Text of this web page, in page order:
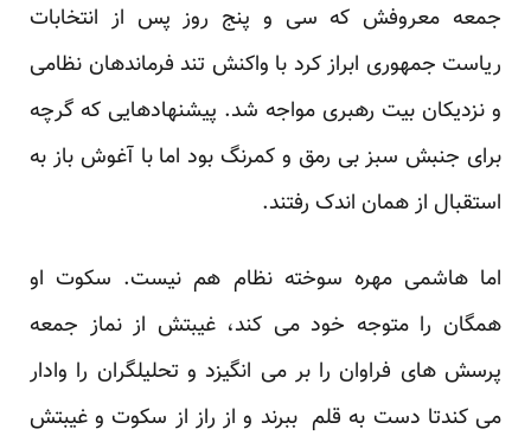
جمعه معروفش که سی و پنج روز پس از انتخابات
ریاست جمهوری ابراز کرد با واکنش تند فرماندهان نظامی
و نزدیکان بیت رهبری مواجه شد. پیشنهادهایی که گرچه
برای جنبش سبز بی رمق و کمرنگ بود اما با آغوش باز به
استقبال از همان اندک رفتند.
اما هاشمی مهره سوخته نظام هم نیست. سکوت او
همگان را متوجه خود می کند، غیبتش از نماز جمعه
پرسش های فراوان را بر می انگیزد و تحلیلگران را وادار
می کندتا دست به قلم ببرند و از راز از سکوت و غیبتش